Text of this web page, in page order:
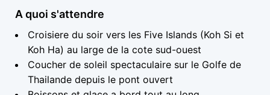
Madsum pour du snorkeling et du temps de plage. Les
locations journee complete peuvent aller a Koh
Phangan, Angthong Marine National Park ou passer
toute la journee aux iles du sud.
Specifications Techniques - Samui Buddy
A quoi s'attendre
Croisiere du soir vers les Five Islands (Koh Si et
Koh Ha) au large de la cote sud-ouest
Coucher de soleil spectaculaire sur le Golfe de
Thailande depuis le pont ouvert